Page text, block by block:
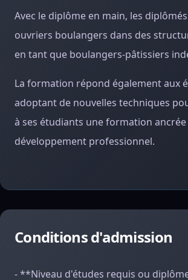
Avec le diplôme en main, les
ouvriers boulangers dans des
en tant que boulangers-pâtissiers
La formation répond également aux
adoptant de nouvelles techniques
à ses étudiants une formation
développement professionnel.
Conditions d'admission
- **Niveau d'études requis ou